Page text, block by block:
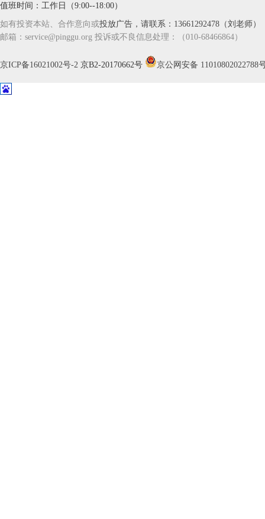
家
值班时间：工作日（9:00--18:00）
如有投资本站、合作意向或投放广告，请联系：13661292478（刘老师）
邮箱：service@pinggu.org 投诉或不良信息处理：（010-68466864）
京ICP备16021002号-2 京B2-20170662号 京公网安备 11010802022788